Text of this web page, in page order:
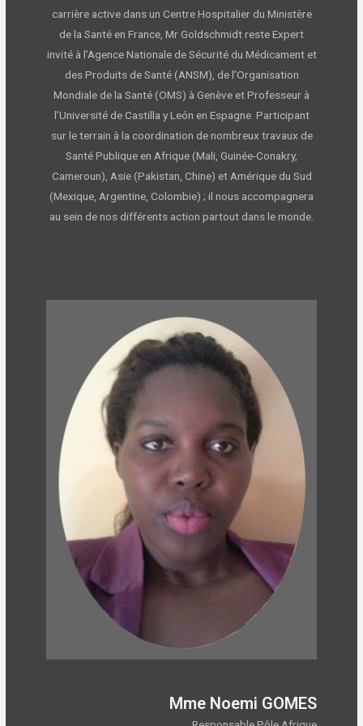
carrière active dans un Centre Hospitalier du Ministère
de la Santé en France, Mr Goldschmidt reste Expert
invité à l’Agence Nationale de Sécurité du Médicament et
des Produits de Santé (ANSM), de l’Organisation
Mondiale de la Santé (OMS) à Genève et Professeur à
l’Université de Castilla y León en Espagne. Participant
sur le terrain à la coordination de nombreux travaux de
Santé Publique en Afrique (Mali, Guinée-Conakry,
Cameroun), Asie (Pakistan, Chine) et Amérique du Sud
(Mexique, Argentine, Colombie) ; il nous accompagnera
au sein de nos différents action partout dans le monde.
Mme Noemi GOMES